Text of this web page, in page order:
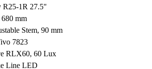
R25-1R 27.5"
mm
Stem, 90 mm
7823
RLX60, 60 Lux
Line LED